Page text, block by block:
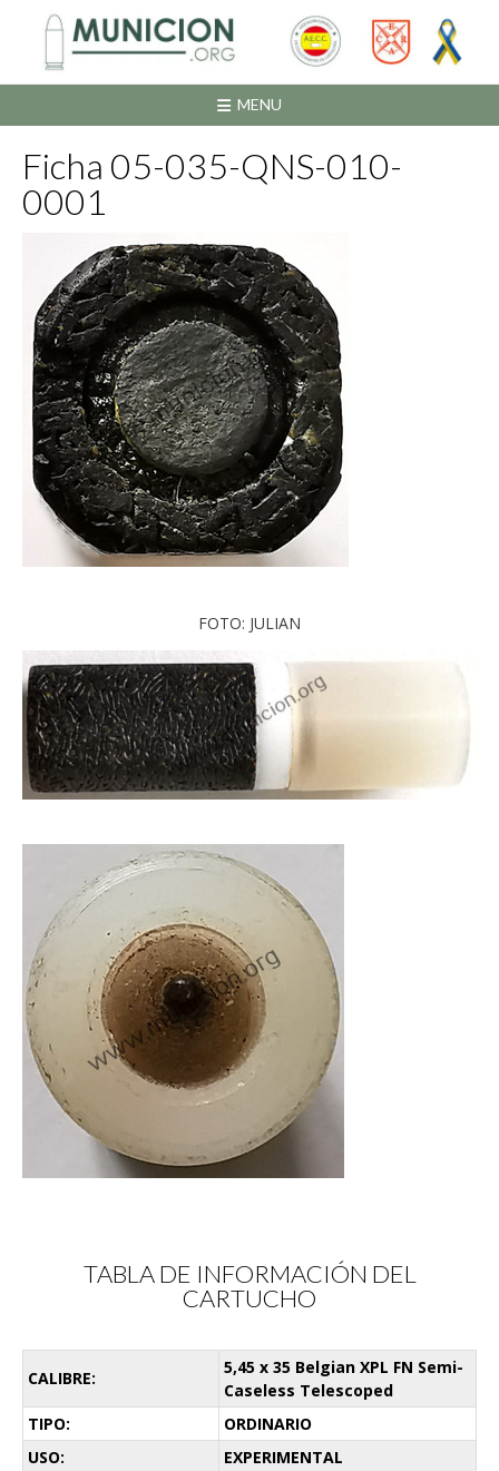
contenido
MENU
Ficha 05-035-QNS-010-
0001
FOTO: JULIAN
TABLA DE INFORMACIÓN DEL
CARTUCHO
CALIBRE:
5,45 x 35 Belgian XPL FN Semi-
Caseless Telescoped
TIPO:
ORDINARIO
USO:
EXPERIMENTAL